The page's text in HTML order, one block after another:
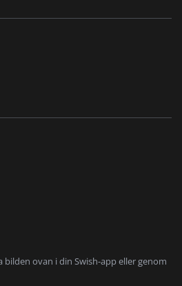
ovan i din Swish-app eller genom